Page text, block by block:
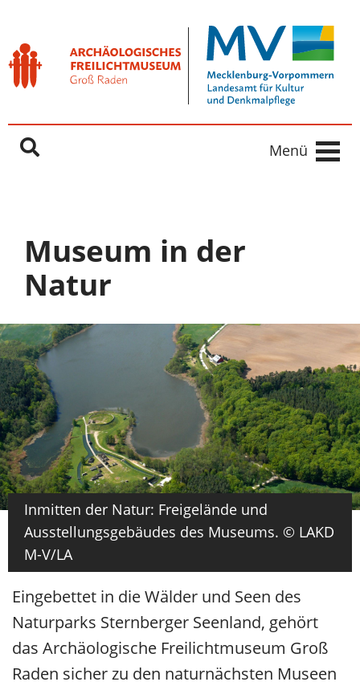
Springe direkt zu:
Inhaltsbereich
Hauptnavigation
Menü
Museum in der
Natur
Inmitten der Natur: Freigelände und
Ausstellungsgebäudes des Museums. © LAKD
M-V/LA
Eingebettet in die Wälder und Seen des
Naturparks Sternberger Seenland, gehört
das Archäologische Freilichtmuseum Groß
Raden sicher zu den naturnächsten Museen